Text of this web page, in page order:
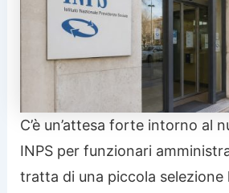
C’è un’attesa forte intorno al
INPS per funzionari
tratta di una piccola selezione